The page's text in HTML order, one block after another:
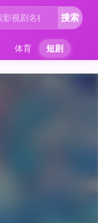
体育 短剧
搜索